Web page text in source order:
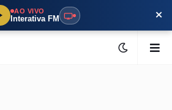
AO VIVO
Interativa FM ×